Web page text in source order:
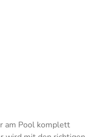
am Pool komplett